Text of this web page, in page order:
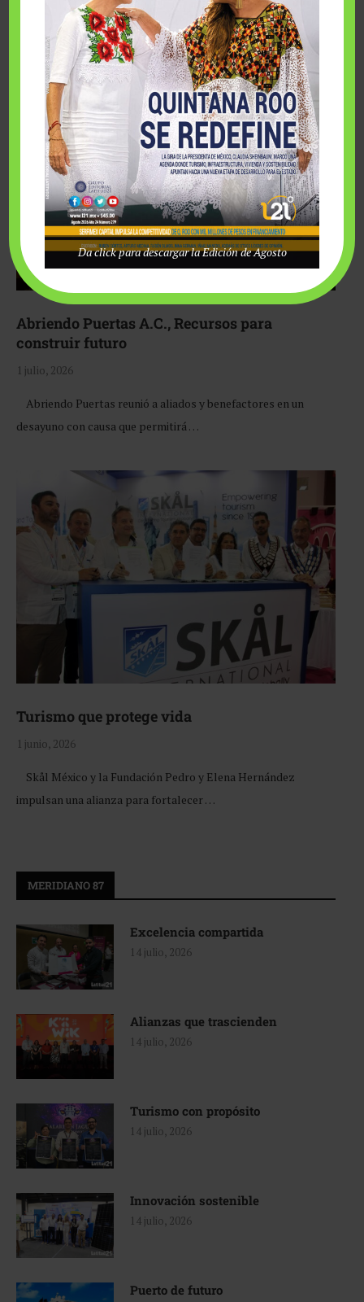
Fairmont Mayakoba y Make-A-Wish México unieron
esfuerzos para hacer realidad el deseo de una …
Abriendo Puertas A.C., Recursos para
construir futuro
1 julio, 2026
Abriendo Puertas reunió a aliados y benefactores en un
desayuno con causa que permitirá …
Turismo que protege vida
1 junio, 2026
Skål México y la Fundación Pedro y Elena Hernández
impulsan una alianza para fortalecer …
MERIDIANO 87
Excelencia compartida
14 julio, 2026
Alianzas que trascienden
14 julio, 2026
Turismo con propósito
14 julio, 2026
Innovación sostenible
14 julio, 2026
Puerto de futuro
Da click para descargar la Edición de Agosto